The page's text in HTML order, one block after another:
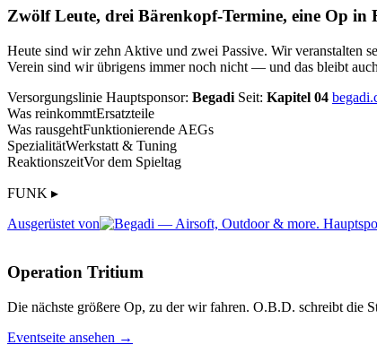
Zwölf Leute, drei Bärenkopf-Termine, eine Op in
Heute sind wir zehn Aktive und zwei Passive. Wir veranstalten
Verein sind wir übrigens immer noch nicht — und das bleibt
Versorgungslinie Hauptsponsor: Begadi Seit: Kapitel 04
Was reinkommtErsatzteile
Was rausgehtFunktionierende AEGs
SpezialitätWerkstatt & Tuning
ReaktionszeitVor dem Spieltag
FUNK ▸
Ausgerüstet von
Operation Tritium
Die nächste größere Op, zu der wir fahren. O.B.D. schreibt die
Eventseite ansehen →